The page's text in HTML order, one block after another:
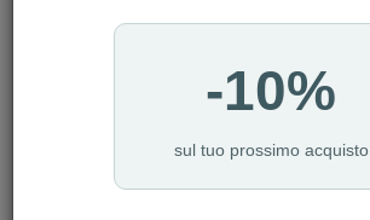
CATEGORIA: ANELLI
CATEGORIA: BRACCIALI
CATEGORIA: COLLANE
CATEGORIA: OROLOGI
CATEGORIA: DONNA
-10%
sul tuo prossimo acquisto